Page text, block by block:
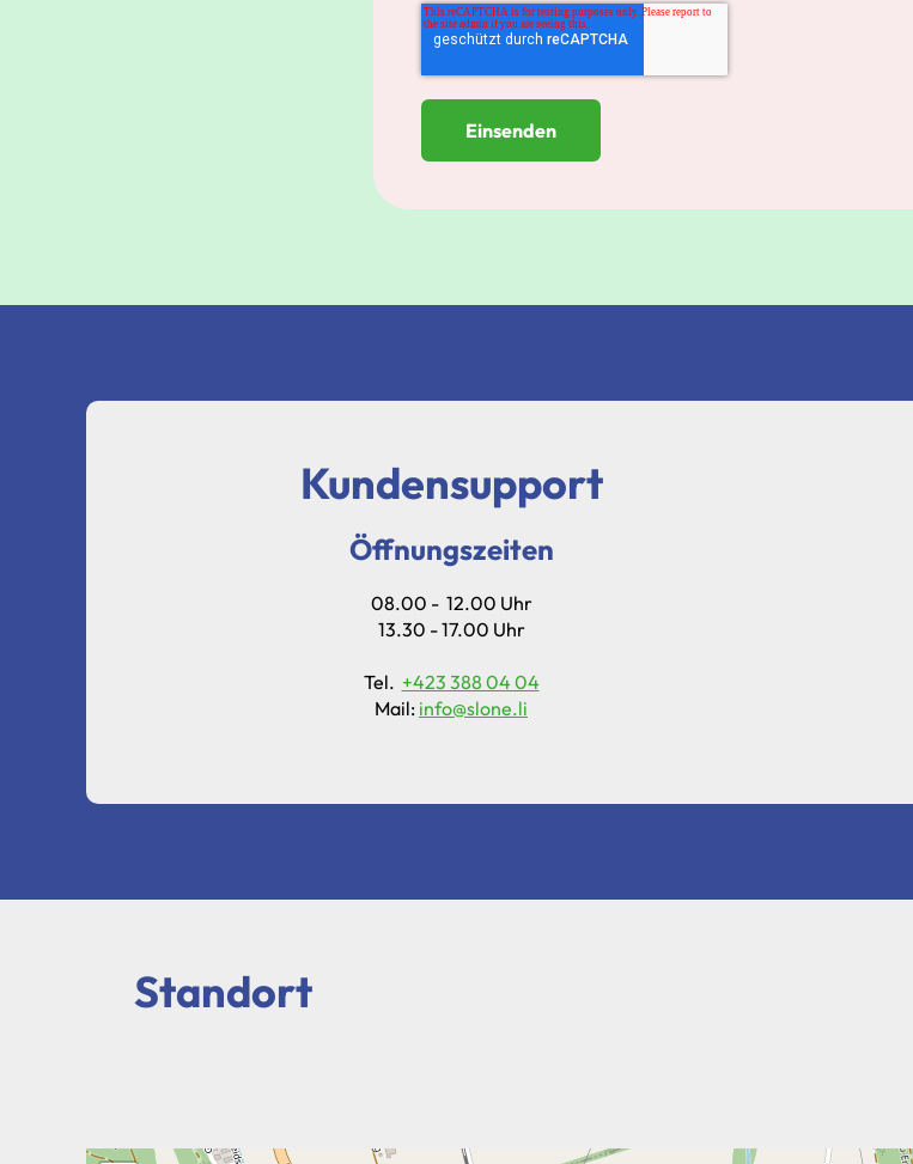
Kundensupport
Öffnungszeiten
08.00 - 12.00 Uhr
13.30 - 17.00 Uhr
Tel. +423 388 04 04
Mail: info@slone.li
Standort